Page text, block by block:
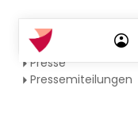
Startseite
Presse
Pressemiteilungen